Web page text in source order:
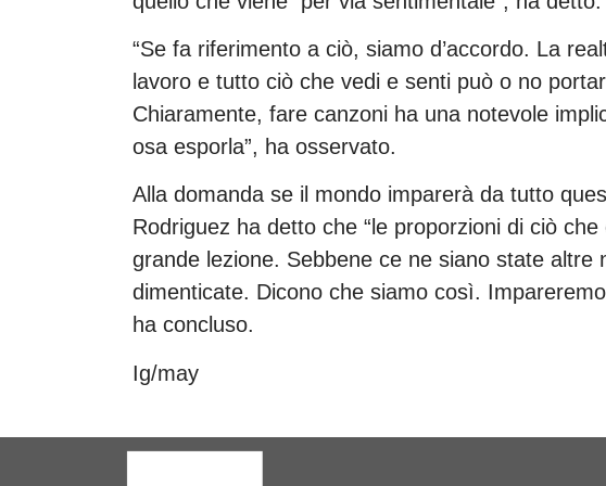
“Se fa riferimento a ciò, siamo d’accordo. La
lavoro e tutto ciò che vedi e senti può o no
Chiaramente, fare canzoni ha una notevole
osa esporla”, ha osservato.
Alla domanda se il mondo imparerà da tutto
Rodriguez ha detto che “le proporzioni di ciò
grande lezione. Sebbene ce ne siano state altre
dimenticate. Dicono che siamo così.
ha concluso.
Ig/may